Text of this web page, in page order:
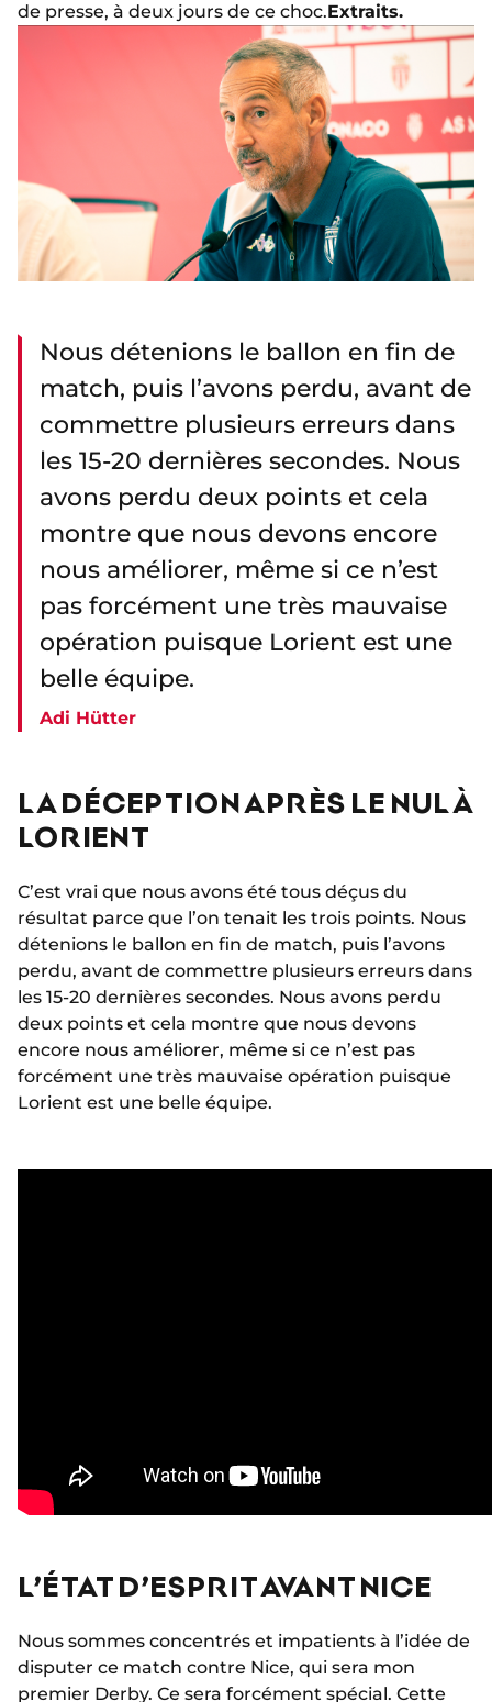
de presse, à deux jours de ce choc.Extraits.
Nous détenions le ballon en fin de
match, puis l’avons perdu, avant de
commettre plusieurs erreurs dans
les 15-20 dernières secondes. Nous
avons perdu deux points et cela
montre que nous devons encore
nous améliorer, même si ce n’est
pas forcément une très mauvaise
opération puisque Lorient est une
belle équipe.
Adi Hütter
LA DÉCEPTION APRÈS LE NUL À
LORIENT
C’est vrai que nous avons été tous déçus du
résultat parce que l’on tenait les trois points. Nous
détenions le ballon en fin de match, puis l’avons
perdu, avant de commettre plusieurs erreurs dans
les 15-20 dernières secondes. Nous avons perdu
deux points et cela montre que nous devons
encore nous améliorer, même si ce n’est pas
forcément une très mauvaise opération puisque
Lorient est une belle équipe.
L’ÉTAT D’ESPRIT AVANT NICE
Nous sommes concentrés et impatients à l’idée de
disputer ce match contre Nice, qui sera mon
premier Derby. Ce sera forcément spécial. Cette